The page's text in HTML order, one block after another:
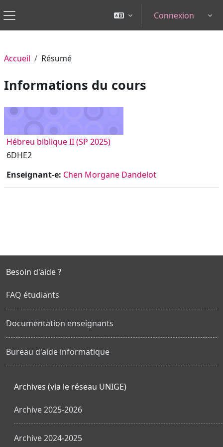
Panneau latéral
Connexion
Accueil Résumé
Informations du cours
Hébreu biblique II (SP 2025)
6DHE2
Enseignant-e: Chen Morgane Dandelot
Besoin d'aide ?
FAQ étudiants
Documentation enseignants
Bureau d'aide informatique
Archives (via le réseau UNIGE)
Archive 2025-2026
Archive 2024-2025